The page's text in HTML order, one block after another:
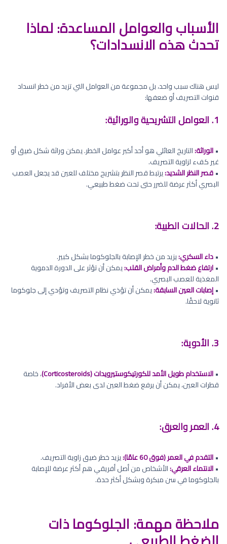
الأسباب والعوامل المساعدة: لماذا
تحدث هذه الانسدادات؟
ليس هناك سبب واحد، بل مجموعة من العوامل التي تزيد من خطر انسداد
قنوات التصريف أو ضعفها:
1. العوامل التشريحية والوراثية:
•الوراثة:التاريخ العائلي هو أحد أكبر عوامل الخطر. يمكن وراثة شكل ضيق أو
غير كفء لزاوية التصريف.
•قصر النظر الشديد:يرتبط قصر النظر بتشريح مختلف للعين قد يجعل العصب
البصري أكثر عرضة للضرر حتى تحت ضغط طبيعي.
2. الحالات الطبية:
•داء السكري:يزيد من خطر الإصابة بالجلوكوما بشكل كبير.
•ارتفاع ضغط الدم وأمراض القلب:يمكن أن تؤثر على الدورة الدموية
المغذية للعصب البصري.
•إصابات العين السابقة:يمكن أن تؤذي نظام التصريف وتؤدي إلى جلوكوما
ثانوية لاحقًا.
3. الأدوية:
•الاستخدام طويل الأمد للكورتيكوستيرويدات (Corticosteroids)
، خاصة
قطرات العين، يمكن أن يرفع ضغط العين لدى بعض الأفراد.
4. العمر والعرق:
•التقدم في العمر (فوق 60 عامًا):
يزيد خطر ضيق زاوية التصريف.
•الانتماء العرقي:الأشخاص من أصل أفريقي هم أكثر عرضة للإصابة
بالجلوكوما في سن مبكرة وبشكل أكثر حدة.
ملاحظة مهمة: الجلوكوما ذات